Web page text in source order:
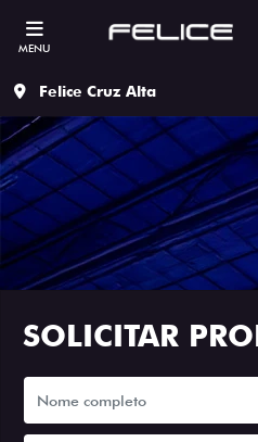
MENU
Felice Cruz Alta
SOLICITAR